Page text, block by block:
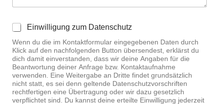
Leder-Multifunktionslenkrad
Elektrisch verstellbare, beheizbare Außenspiegel
LED-Scheinwerfer mit Fernlicht-Abblendautomatik
Frontscheibe elektrisch beheizbar
Scheibenwischer Wet Wiper System
D
t
e
n
s
c
h
u
Einwilligung zum Datenschutz
Wenn du die im Kontaktformular eingegebenen Daten durch
Klick auf den nachfolgenden Button übersendest, erklärst du
dich damit einverstanden, dass wir deine Angaben für die
Beantwortung deiner Anfrage bzw. Kontaktaufnahme
verwenden. Eine Weitergabe an Dritte findet grundsätzlich
nicht statt, es sei denn geltende Datenschutzvorschriften
rechtfertigen eine Übertragung oder wir dazu gesetzlich
verpflichtet sind. Du kannst deine erteilte Einwilligung jederzeit